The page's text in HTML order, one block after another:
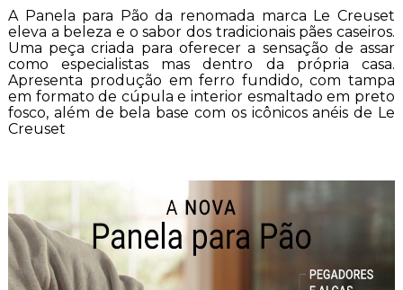
A Panela para Pão da renomada marca Le Creuset
eleva a beleza e o sabor dos tradicionais pães caseiros.
Uma peça criada para oferecer a sensação de assar
como especialistas mas dentro da própria casa.
Apresenta produção em ferro fundido, com tampa
em formato de cúpula e interior esmaltado em preto
fosco, além de bela base com os icônicos anéis de Le
Creuset